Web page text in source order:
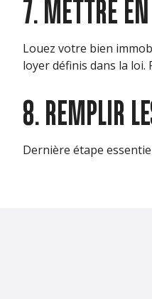
7. METTRE EN
Louez votre bien
loyer définis dans la loi.
8. REMPLIR
Dernière étape